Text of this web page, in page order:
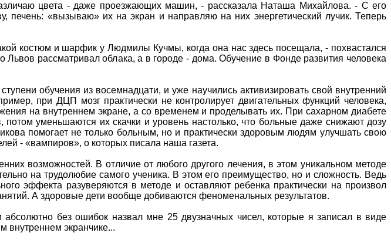
цвета - даже проезжающих машин, - рассказала Наташа Михайлова. - С его
печень: «вызываю» их на экран и направляю на них энергетический лучик. Теперь
костюм и шарфик у Людмилы Кучмы, когда она наc здесь посещала, - похвастался
рассматривал облака, а в городе - дома. Обучение в Фонде развития человека
обучения из восемнадцати, и уже научились активизировать свой внутренний
при ДЦП мозг практически не контролирует двигательных функций человека,
на внутреннем экране, а со временем и проделывать их. При сахарном диабете
потом уменьшаются их скачки и уровень настолько, что больные даже снижают дозу
помогает не только больным, но и практически здоровым людям улучшать свою
- «вампиров», о которых писала наша газета.
возможностей. В отличие от любого другого лечения, в этом уникальном методе
на трудолюбие самого ученика. В этом его преимущество, но и сложность. Ведь
эффекта разуверяются в методе и оставляют ребенка практически на произвол
А здоровые дети вообще добиваются феноменальных результатов.
без ошибок назвал мне 25 двузначных чисел, которые я записал в виде
внутреннем экранчике...